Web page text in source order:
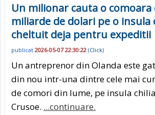
Un milionar cauta o comoara
miliarde de dolari pe o insula
cheltuit deja pentru expeditii
publicat 2026-05-07 22:30:22 (Click)
Un antreprenor din Olanda este
din nou intr-una dintre cele mai
de comori din lume, pe insula
Crusoe. ...continuare.